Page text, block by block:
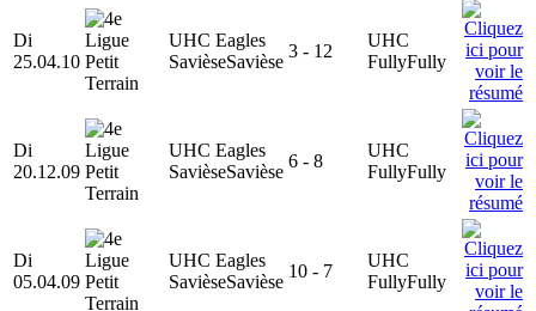
Di
25.04.10
UHC Eagles
SavièseSavièse
3 - 12
UHC
FullyFully
Di
20.12.09
UHC Eagles
SavièseSavièse
6 - 8
UHC
FullyFully
Di
05.04.09
UHC Eagles
SavièseSavièse
10 - 7
UHC
FullyFully